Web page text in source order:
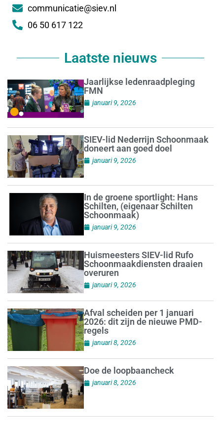
communicatie@siev.nl
06 50 617 122
Laatste nieuws
Jaarlijkse ledenraadpleging
FMN
januari 9, 2026
SIEV-lid Nederrijn Schoonmaak
doneert aan goed doel
januari 9, 2026
In de groene sportlight: Hans
Schilten, (eigenaar Schilten
Schoonmaak)
januari 9, 2026
Huismeesters SIEV-lid Rufo
Schoonmaakdiensten draaien
overuren
januari 9, 2026
Afval scheiden per 1 januari
2026: dit zijn de nieuwe PMD-
regels
januari 8, 2026
Doe de loopbaancheck
januari 8, 2026